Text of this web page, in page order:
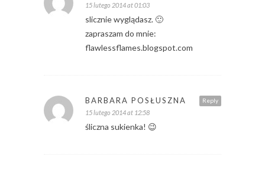
15 lutego 2014 at 01:03
slicznie wyglądasz. 🙂
zapraszam do mnie:
flawlessflames.blogspot.com
Reply
BARBARA POSŁUSZNA
15 lutego 2014 at 12:58
śliczna sukienka! 😉